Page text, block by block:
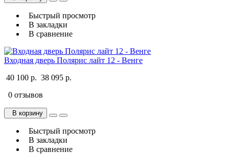
Быстрый просмотр
В закладки
В сравнение
Входная дверь Полярис лайт 12 - Венге
40 100 р. 38 095 р.
0 отзывов
В корзину
Быстрый просмотр
В закладки
В сравнение